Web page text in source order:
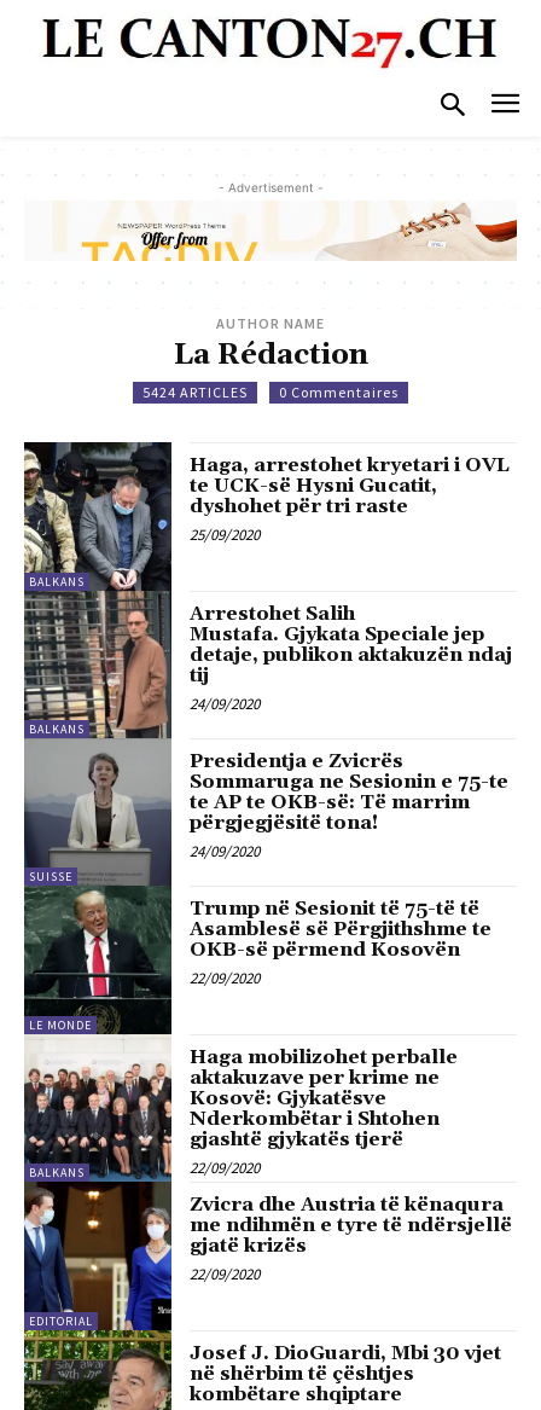
- Advertisement -
AUTHOR NAME
La Rédaction
5424 ARTICLES 0 Commentaires
BALKANS
Haga, arrestohet kryetari i OVL
te UCK-së Hysni Gucatit,
dyshohet për tri raste
25/09/2020
BALKANS
Arrestohet Salih
Mustafa. Gjykata Speciale jep
detaje, publikon aktakuzën ndaj
tij
24/09/2020
SUISSE
Presidentja e Zvicrës
Sommaruga ne Sesionin e 75-te
te AP te OKB-së: Të marrim
përgjegjësitë tona!
24/09/2020
LE MONDE
Trump në Sesionit të 75-të të
Asamblesë së Përgjithshme te
OKB-së përmend Kosovën
22/09/2020
BALKANS
Haga mobilizohet perballe
aktakuzave per krime ne
Kosovë: Gjykatësve
Nderkombëtar i Shtohen
gjashtë gjykatës tjerë
22/09/2020
EDITORIAL
Zvicra dhe Austria të kënaqura
me ndihmën e tyre të ndërsjellë
gjatë krizës
22/09/2020
Josef J. DioGuardi, Mbi 30 vjet
në shërbim të çështjes
kombëtare shqiptare